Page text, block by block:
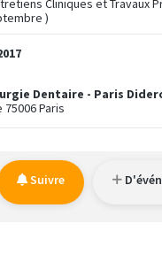
Cliniques et Travaux
)
Dentaire - Paris
75006 Paris
Suivre